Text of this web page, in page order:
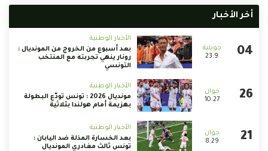
أخر الأخبار
23:9
الأخبار الوطنية
بعد أسبوع من الخروج من المونديال :
رونار ينهي تجربته مع المنتخب
التونسي
10:27
الأخبار الوطنية
مونديال 2026 : تونس تودّع البطولة
بهزيمة أمام هولندا بثلاثية
8:29
الأخبار الوطنية
بعد الخسارة المذلة ضد اليابان :
تونس ثالث مغادري المونديال